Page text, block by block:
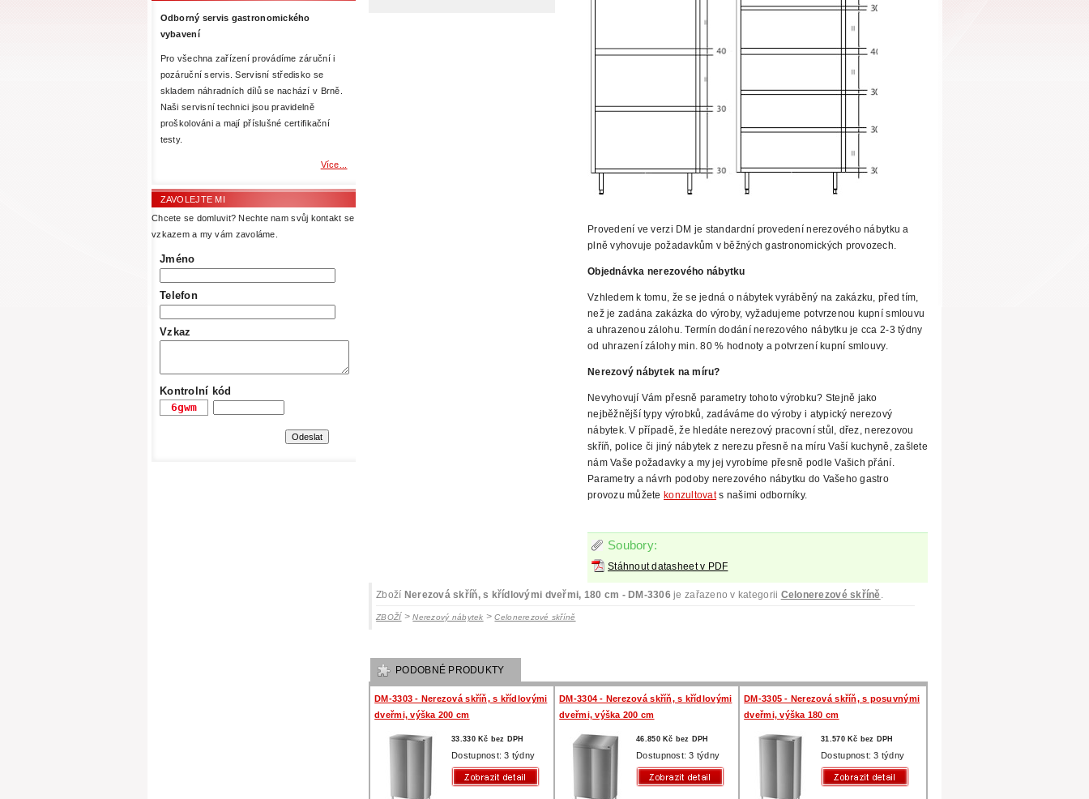
Odborný servis gastronomického
vybavení
Pro všechna zařízení provádíme záruční i
pozáruční servis. Servisní středisko se
skladem náhradních dílů se nachází v Brně.
Naši servisní technici jsou pravidelně
proškolováni a mají příslušné certifikační
testy.
Více...
ZAVOLEJTE MI
Chcete se domluvit? Nechte nam svůj kontakt se
vzkazem a my vám zavoláme.
Jméno
Telefon
Vzkaz
Kontrolní kód
Provedení ve verzi DM je standardní provedení nerezového nábytku a
plně vyhovuje požadavkům v běžných gastronomických provozech.
Objednávka nerezového nábytku
Vzhledem k tomu, že se jedná o nábytek vyráběný na zakázku, před tím,
než je zadána zakázka do výroby, vyžadujeme potvrzenou kupní smlouvu
a uhrazenou zálohu. Termín dodání nerezového nábytku je cca 2-3 týdny
od uhrazení zálohymin. 80 % hodnoty a potvrzení kupní smlouvy.
Nerezový nábytek na míru?
Nevyhovují Vám přesně parametry tohoto výrobku? Stejně jako
nejběžnější typy výrobků, zadáváme do výroby i atypický nerezový
nábytek. V případě, že hledáte nerezový pracovní stůl, dřez, nerezovou
skříň, police či jiný nábytek z nerezu přesně na míru Vaší kuchyně, zašlete
nám Vaše požadavky a my jej vyrobíme přesně podle Vašich přání.
Parametry a návrh podoby nerezového nábytku do Vašeho gastro
provozu můžetekonzultovats našimi odborníky.
Soubory:
Stáhnout datasheet v PDF
Zboží Nerezová skříň, s křídlovými dveřmi, 180 cm - DM-3306 je zařazeno v kategorii Celonerezové skříně
ZBOŽÍ>Nerezový nábytek >Celonerezové skříně
PODOBNÉ PRODUKTY
DM-3303 - Nerezová skříň, s křídlovými
dveřmi, výška 200 cm
33.330 Kč bez DPH
Dostupnost: 3 týdny
DM-3304 - Nerezová skříň, s křídlovými
dveřmi, výška 200 cm
46.850 Kč bez DPH
Dostupnost: 3 týdny
DM-3305 - Nerezová skříň, s posuvnými
dveřmi, výška 180 cm
31.570 Kč bez DPH
Dostupnost: 3 týdny